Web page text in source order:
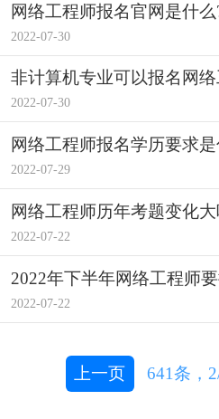
网络工程师报名官网是什么
2022-07-30
非计算机专业可以报名网络
2022-07-30
网络工程师报名学历要求是
2022-07-29
网络工程师历年考题变化大
2022-07-22
2022年下半年网络工程师
2022-07-22
上一页 641条，